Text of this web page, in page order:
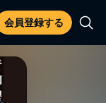
会員登録する